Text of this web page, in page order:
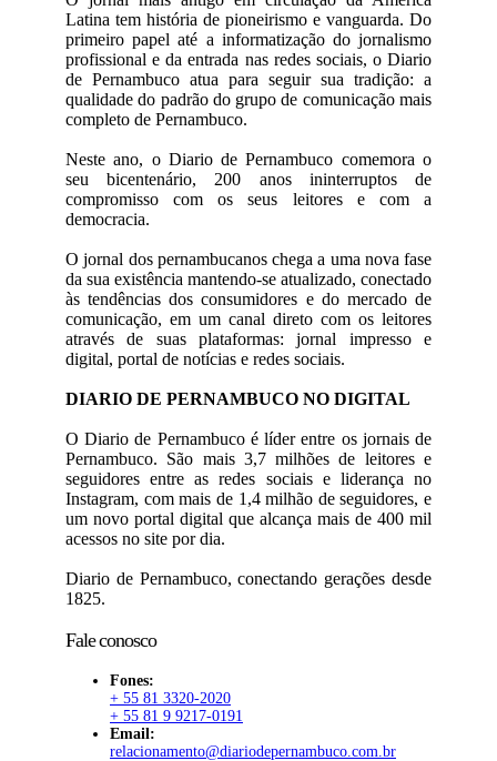
Latina tem história de pioneirismo e vanguarda. Do
primeiro papel até a informatização do jornalismo
profissional e da entrada nas redes sociais, o Diario
de Pernambuco atua para seguir sua tradição: a
qualidade do padrão do grupo de comunicação mais
completo de Pernambuco.
Neste ano, o Diario de Pernambuco comemora o
seu bicentenário, 200 anos ininterruptos de
compromisso com os seus leitores e com a
democracia.
O jornal dos pernambucanos chega a uma nova fase
da sua existência mantendo-se atualizado, conectado
às tendências dos consumidores e do mercado de
comunicação, em um canal direto com os leitores
através de suas plataformas: jornal impresso e
digital, portal de notícias e redes sociais.
DIARIO DE PERNAMBUCO NO DIGITAL
O Diario de Pernambuco é líder entre os jornais de
Pernambuco. São mais 3,7 milhões de leitores e
seguidores entre as redes sociais e liderança no
Instagram, com mais de 1,4 milhão de seguidores, e
um novo portal digital que alcança mais de 400 mil
acessos no site por dia.
Diario de Pernambuco, conectando gerações desde
1825.
Fale conosco
Fones:
+ 55 81 3320-2020
+ 55 81 9 9217-0191
Email:
relacionamento@diariodepernambuco.com.br